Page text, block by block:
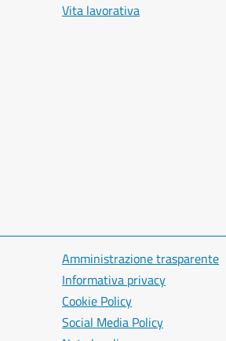
Vita lavorativa
Amministrazione trasparente
Informativa privacy
Cookie Policy
Social Media Policy